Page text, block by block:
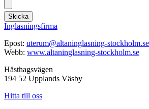
Skicka
Inglasningsfirma
Epost: uterum@altaninglasning-stockholm.se
Webb: www.altaninglasning-stockholm.se
Hästhagsvägen
194 52 Upplands Väsby
Hitta till oss